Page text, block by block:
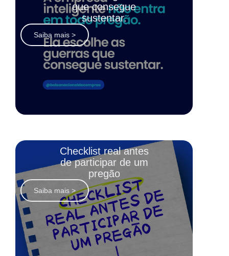
que consegue
sustentar.
Saiba mais >
Checklist real antes
de participar de um
pregão
Saiba mais >